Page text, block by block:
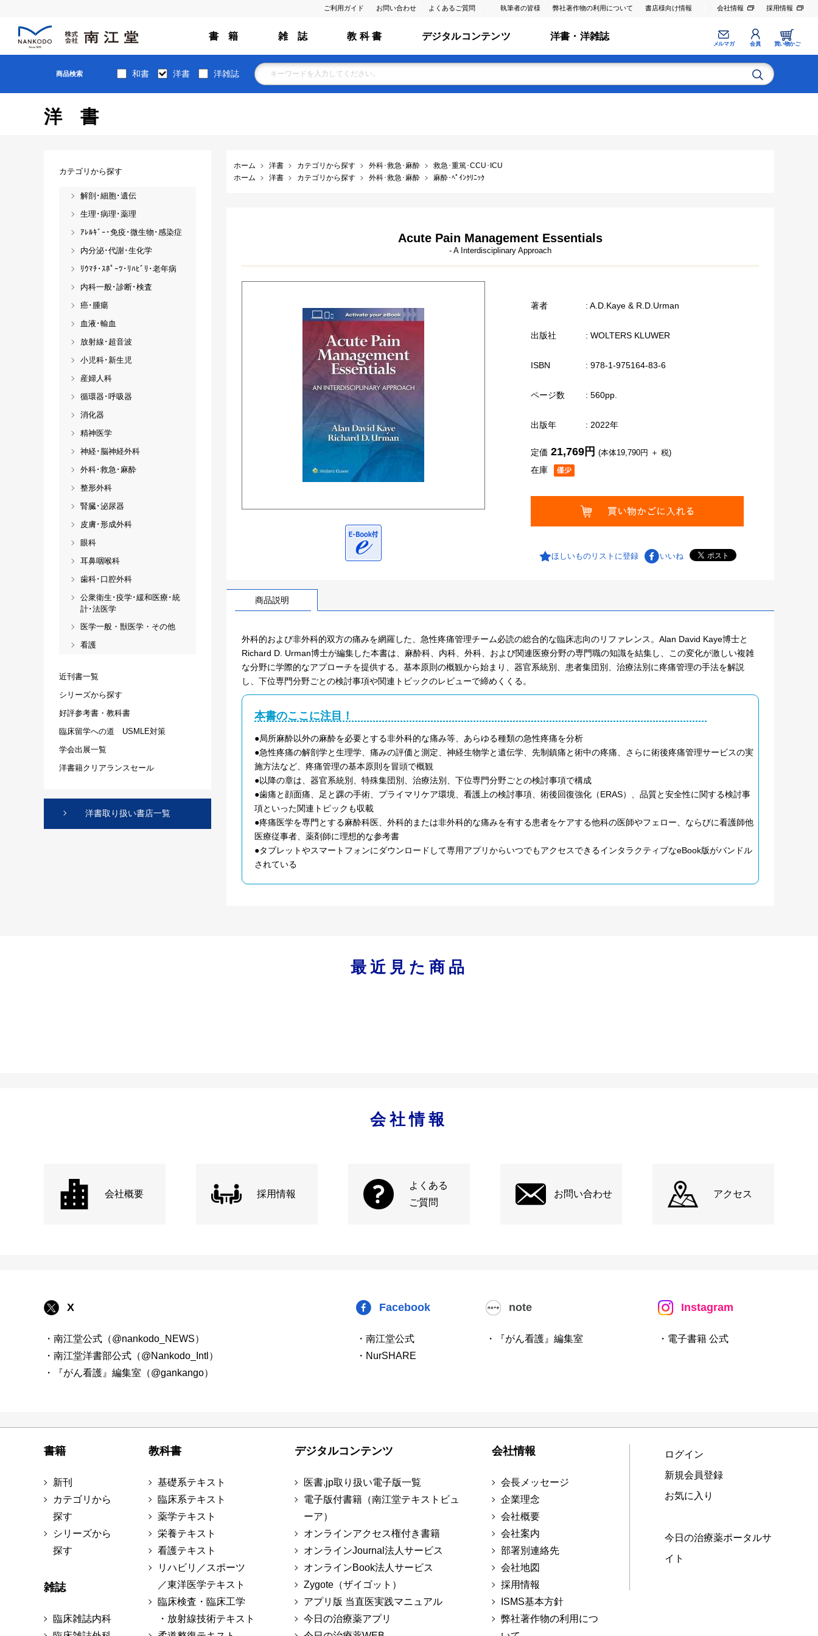
ご利用ガイド お問い合わせ よくあるご質問 執筆者の皆様 弊社著作物の利用について 書店様向け情報 会社情報 採用情報
書 籍 雑 誌 教 科 書 デジタルコンテンツ 洋書・洋雑誌
メルマガ 会員 買い物かご
商品検索 和書 洋書 洋雑誌
洋書
ホーム 洋書 カテゴリから探す 外科･救急･麻酔
救急･重篤･CCU･ICU
ホーム
洋書 カテゴリから探す 外科･救急･麻酔 麻酔･ﾍﾟｲﾝｸﾘﾆｯｸ
Acute Pain Management Essentials
- A Interdisciplinary Approach
著者 : A.D.Kaye & R.D.Urman
出版社 : WOLTERS KLUWER
ISBN : 978-1-975164-83-6
ページ数 : 560pp.
出版年 : 2022年
在庫
定価 21,769円 (本体19,790円 ＋ 税)
ほしいものリストに登録 いいね
商品説明
外科的および非外科的双方の痛みを網羅した、急性疼痛管理チーム必読の総合的な臨床志向のリファレンス。Alan David Kaye博士と
Richard D. Urman博士が編集した本書は、麻酔科、内科、外科、および関連医療分野の専門職の知識を結集し、この変化が激しい複雑
な分野に学際的なアプローチを提供する。基本原則の概観から始まり、器官系統別、患者集団別、治療法別に疼痛管理の手法を解説
し、下位専門分野ごとの検討事項や関連トピックのレビューで締めくくる。
本書のここに注目！
●局所麻酔以外の麻酔を必要とする非外科的な痛み等、あらゆる種類の急性疼痛を分析
●急性疼痛の解剖学と生理学、痛みの評価と測定、神経生物学と遺伝学、先制鎮痛と術中の疼痛、さらに術後疼痛管理サービスの実
施方法など、疼痛管理の基本原則を冒頭で概観
●以降の章は、器官系統別、特殊集団別、治療法別、下位専門分野ごとの検討事項で構成
●歯痛と顔面痛、足と踝の手術、プライマリケア環境、看護上の検討事項、術後回復強化（ERAS）、品質と安全性に関する検討事
項といった関連トピックも収載
●疼痛医学を専門とする麻酔科医、外科的または非外科的な痛みを有する患者をケアする他科の医師やフェロー、ならびに看護師他
医療従事者、薬剤師に理想的な参考書
●タブレットやスマートフォンにダウンロードして専用アプリからいつでもアクセスできるインタラクティブなeBook版がバンドル
されている
カテゴリから探す
解剖･細胞･遺伝
生理･病理･薬理
ｱﾚﾙｷﾞｰ･免疫･微生物･感染症
内分泌･代謝･生化学
ﾘｳﾏﾁ･ｽﾎﾟｰﾂ･ﾘﾊﾋﾞﾘ･老年病
内科一般･診断･検査
癌･腫瘍
血液･輸血
放射線･超音波
小児科･新生児
産婦人科
循環器･呼吸器
消化器
精神医学
神経･脳神経外科
外科･救急･麻酔
整形外科
腎臓･泌尿器
皮膚･形成外科
眼科
耳鼻咽喉科
歯科･口腔外科
公衆衛生･疫学･緩和医療･統
計･法医学
医学一般・獣医学・その他
看護
近刊書一覧
シリーズから探す
好評参考書・教科書
臨床留学への道 USMLE対策
学会出展一覧
洋書籍クリアランスセール
洋書取り扱い書店一覧
最近見た商品
会社情報
会社概要 採用情報
よくある
ご質問
お問い合わせ アクセス
X
・南江堂公式（@nankodo_NEWS）
・南江堂洋書部公式（@Nankodo_Intl）
・『がん看護』編集室（@gankango）
Facebook
・南江堂公式
・NurSHARE
note
・『がん看護』編集室
Instagram
・電子書籍 公式
書籍
新刊
カテゴリから
探す
シリーズから
探す
雑誌
臨床雑誌内科
教科書
基礎系テキスト
臨床系テキスト
薬学テキスト
栄養テキスト
看護テキスト
リハビリ／スポーツ
／東洋医学テキスト
臨床検査・臨床工学
・放射線技術テキスト
デジタルコンテンツ
医書.jp取り扱い電子版一覧
電子版付書籍（南江堂テキストビュ
ーア）
オンラインアクセス権付き書籍
オンラインJournal法人サービス
オンラインBook法人サービス
Zygote（ザイゴット）
アプリ版 当直医実践マニュアル
今日の治療薬アプリ
会社情報
会長メッセージ
企業理念
会社概要
会社案内
部署別連絡先
会社地図
採用情報
ISMS基本方針
弊社著作物の利用につ
ログイン
新規会員登録
お気に入り
今日の治療薬ポータルサ
イト